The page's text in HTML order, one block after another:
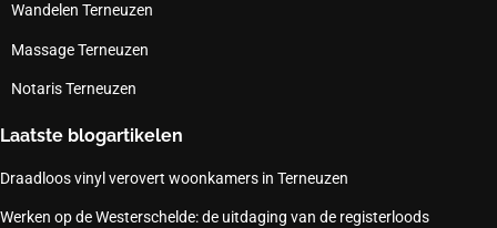
Wandelen Terneuzen
Massage Terneuzen
Notaris Terneuzen
Laatste blogartikelen
Draadloos vinyl verovert woonkamers in Terneuzen
Werken op de Westerschelde: de uitdaging van de registerloods